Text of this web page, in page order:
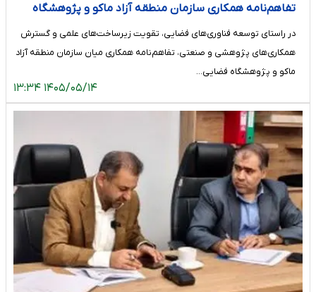
تفاهم‌نامه همکاری سازمان منطقه آزاد ماکو و پژوهشگاه
در راستای توسعه فناوری‌های فضایی، تقویت زیرساخت‌های علمی و گسترش
همکاری‌های پژوهشی و صنعتی، تفاهم‌نامه همکاری میان سازمان منطقه آزاد
ماکو و پژوهشگاه فضایی…
۱۴۰۵/۰۵/۱۴ ۱۳:۳۴